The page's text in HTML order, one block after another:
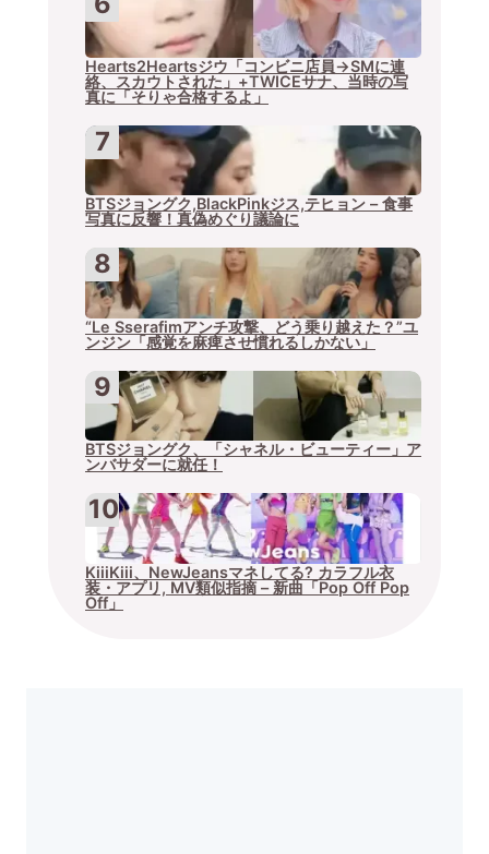
Hearts2Heartsジウ「コンビニ店員→SMに連
絡、スカウトされた」+TWICEサナ、当時の写
真に「そりゃ合格するよ」
BTSジョングク,BlackPinkジス,テヒョン – 食事
写真に反響！真偽めぐり議論に
“Le Sserafimアンチ攻撃、どう乗り越えた？”ユ
ンジン「感覚を麻痺させ慣れるしかない」
BTSジョングク、「シャネル・ビューティー」ア
ンバサダーに就任！
KiiiKiii、NewJeansマネしてる? カラフル衣
装・アプリ, MV類似指摘 – 新曲「Pop Off Pop
Off」